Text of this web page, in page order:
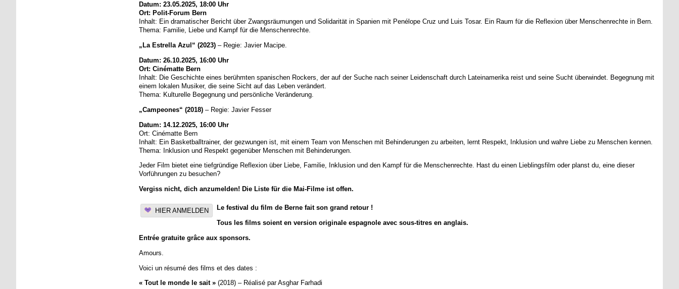
Datum: 23.05.2025, 18:00 Uhr
Ort: Polit-Forum Bern
Inhalt: Ein dramatischer Bericht über Zwangsräumungen und Solidarität in Spanien mit Penélope Cruz und Luis Tosar. Ein Raum für die Reflexion über Menschenrechte in Bern.
Thema: Familie, Liebe und Kampf für die Menschenrechte.
„La Estrella Azul“ (2023) – Regie: Javier Macipe.
Datum: 26.10.2025, 16:00 Uhr
Ort: Cinématte Bern
Inhalt: Die Geschichte eines berühmten spanischen Rockers, der auf der Suche nach seiner Leidenschaft durch Lateinamerika reist und seine Sucht überwindet. Begegnung mit
einem lokalen Musiker, die seine Sicht auf das Leben verändert.
Thema: Kulturelle Begegnung und persönliche Veränderung.
„Campeones“ (2018) – Regie: Javier Fesser
Datum: 14.12.2025, 16:00 Uhr
Ort: Cinématte Bern
Inhalt: Ein Basketballtrainer, der gezwungen ist, mit einem Team von Menschen mit Behinderungen zu arbeiten, lernt Respekt, Inklusion und wahre Liebe zu Menschen kennen.
Thema: Inklusion und Respekt gegenüber Menschen mit Behinderungen.
Jeder Film bietet eine tiefgründige Reflexion über Liebe, Familie, Inklusion und den Kampf für die Menschenrechte. Hast du einen Lieblingsfilm oder planst du, eine dieser
Vorführungen zu besuchen?
Vergiss nicht, dich anzumelden! Die Liste für die Mai-Filme ist offen.
HIER ANMELDEN
Le festival du film de Berne fait son grand retour !
Tous les films soient en version originale espagnole avec sous-titres en anglais.
Entrée gratuite grâce aux sponsors.
Amours.
Voici un résumé des films et des dates :
« Tout le monde le sait » (2018) – Réalisé par Asghar Farhadi